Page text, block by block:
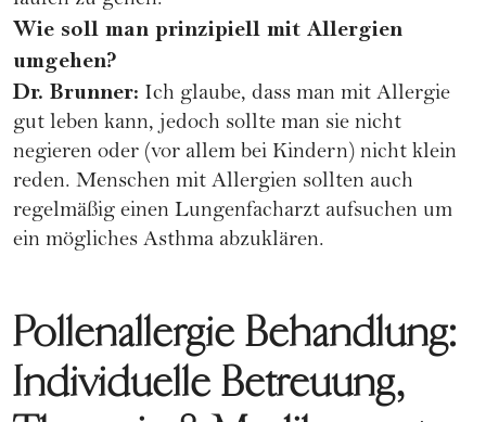
Wie soll man prinzipiell mit Allergien
umgehen?
Dr. Brunner: Ich glaube, dass man mit Allergie
gut leben kann, jedoch sollte man sie nicht
negieren oder (vor allem bei Kindern) nicht klein
reden. Menschen mit Allergien sollten auch
regelmäßig einen Lungenfacharzt aufsuchen um
ein mögliches Asthma abzuklären.
Pollenallergie Behandlung:
Individuelle Betreuung,